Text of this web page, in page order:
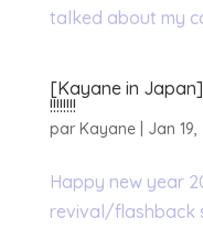
talked about my
[Kayane in
!!!!!!!!
par Kayane| Jan
Happy new year
revival/flashback